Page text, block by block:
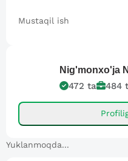
Mustaqil ish
Nig'monxo'ja
472 ta 484
Yuklanmoqda...